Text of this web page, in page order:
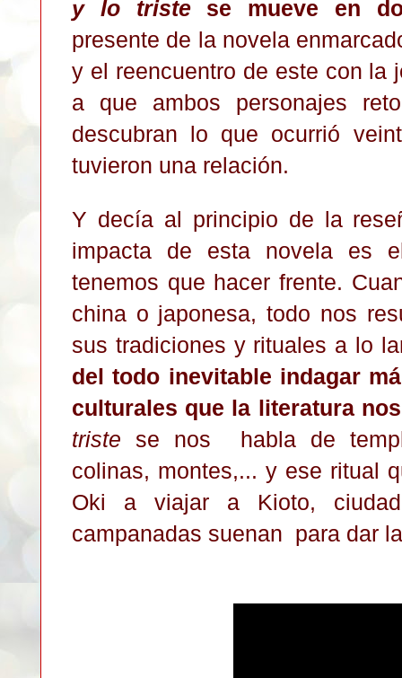
y lo tristese mueve en
presente de la novela
y el reencuentro de este con la
a que ambos personajes
descubran lo que ocurrió
tuvieron una relación.
Y decía al principio de la
impacta de esta novela es
tenemos que hacer frente.
china o japonesa, todo nos
sus tradiciones y rituales a lo
del todo inevitable indagar
culturales que la literatura
triste se nos habla de
colinas, montes,... y ese ritual
Oki a viajar a Kioto,
campanadas suenan para dar